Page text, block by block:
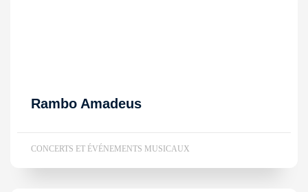
Rambo Amadeus
CONCERTS ET ÉVÉNEMENTS MUSICAUX